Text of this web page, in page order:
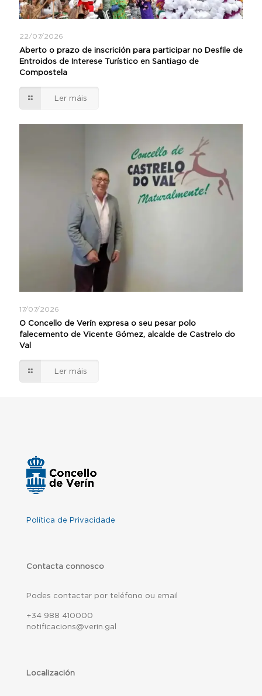
22/07/2026
Aberto o prazo de inscrición para participar no Desfile de
Entroidos de Interese Turístico en Santiago de
Compostela
Ler máis
17/07/2026
O Concello de Verín expresa o seu pesar polo
falecemento de Vicente Gómez, alcalde de Castrelo do
Val
Ler máis
Política de Privacidade
Contacta connosco
Podes contactar por teléfono ou email
+34 988 410000
notificacions@verin.gal
Localización